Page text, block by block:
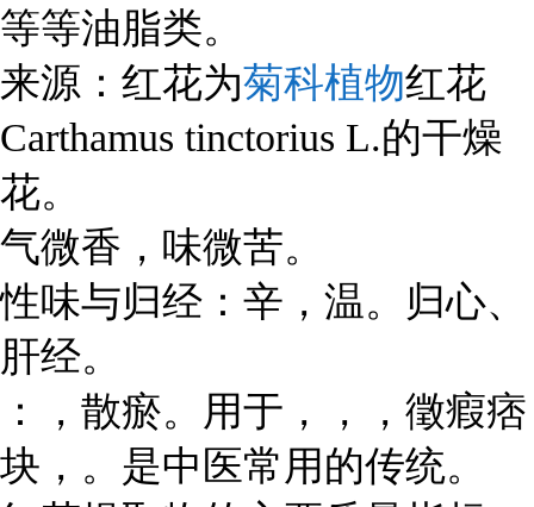
等等油脂类。
来源：红花为菊科植物红花
Carthamus tinctorius L.的干燥
花。
气微香，味微苦。
性味与归经：辛，温。归心、
肝经。
：，散瘀。用于，
，，徵瘕痞
块，。是中医常用的传统。